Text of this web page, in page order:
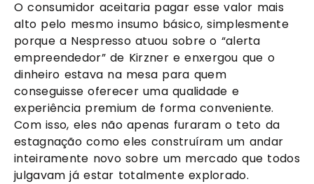
O consumidor aceitaria pagar esse valor mais
alto pelo mesmo insumo básico, simplesmente
porque a Nespresso atuou sobre o “alerta
empreendedor” de Kirzner e enxergou que o
dinheiro estava na mesa para quem
conseguisse oferecer uma qualidade e
experiência premium de forma conveniente.
Com isso, eles não apenas furaram o teto da
estagnação como eles construíram um andar
inteiramente novo sobre um mercado que todos
julgavam já estar totalmente explorado.